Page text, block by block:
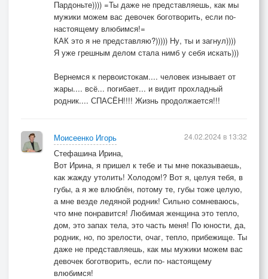
Пардоньте)))) =Ты даже не представляешь, как мы
мужики можем вас девочек боготворить, если по-
настоящему влюбимся!=
КАК это я не представляю?))))) Ну, ты и загнул))))
Я уже грешным делом стала нимб у себя искать)))
Вернемся к первоистокам.... человек изнывает от
жары.... всё... погибает... и видит прохладный
родник.... СПАСЁН!!!! Жизнь продолжается!!!
Моисеенко Игорь
Стефашина Ирина,
Вот Ирина, я пришел к тебе и ты мне показываешь,
как жажду утолить! Холодом!? Вот я, целуя тебя, в
губы, а я же влюблён, потому те, губы тоже целую,
а мне везде ледяной родник! Сильно сомневаюсь,
что мне понравится! Любимая женщина это тепло,
дом, это запах тела, это часть меня! По юности, да,
родник, но, по зрелости, очаг, тепло, прибежище. Ты
даже не представляешь, как мы мужики можем вас
девочек боготворить, если по- настоящему
влюбимся!
24.02.2024 в 13:32